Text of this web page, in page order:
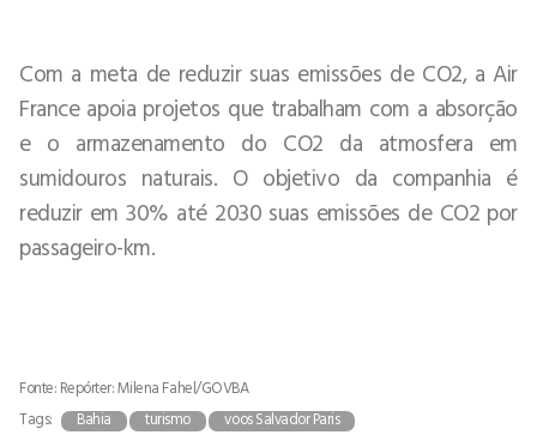
Com a meta de reduzir suas emissões de CO2, a Air
France apoia projetos que trabalham com a absorção
e o armazenamento do CO2 da atmosfera em
sumidouros naturais. O objetivo da companhia é
reduzir em 30% até 2030 suas emissões de CO2 por
passageiro-km.
Fonte: Repórter: Milena Fahel/GOVBA
Tags:
Bahia turismo voos Salvador Paris